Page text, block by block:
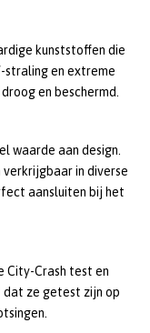
kunststoffen die
straling en extreme
en beschermd.
waarde aan design.
verkrijgbaar in diverse
aansluiten bij het
City-Crash test en
ze getest zijn op